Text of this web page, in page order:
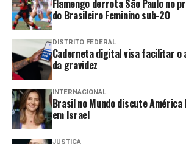
Lula afirma que os
consequências das
Douglas Ruas é
da Assembleia
de Janeiro
A nova legislação também revoga
Flamengo derrota São Paulo no
do Brasileiro Feminino sub-20
DISTRITO FEDERAL
Caderneta digital visa facilitar o
da gravidez
INTERNACIONAL
Brasil no Mundo discute
em Israel
JUSTIÇA